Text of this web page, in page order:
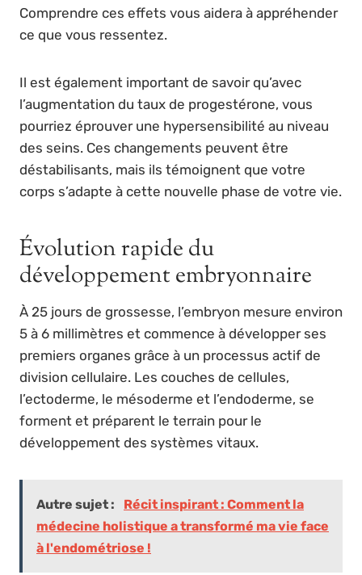
Comprendre ces effets vous aidera à appréhender
ce que vous ressentez.
Il est également important de savoir qu’avec
l’augmentation du taux de progestérone, vous
pourriez éprouver une hypersensibilité au niveau
des seins. Ces changements peuvent être
déstabilisants, mais ils témoignent que votre
corps s’adapte à cette nouvelle phase de votre vie.
Évolution rapide du
développement embryonnaire
À 25 jours de grossesse, l’embryon mesure environ
5 à 6 millimètres et commence à développer ses
premiers organes grâce à un processus actif de
division cellulaire. Les couches de cellules,
l’ectoderme, le mésoderme et l’endoderme, se
forment et préparent le terrain pour le
développement des systèmes vitaux.
Autre sujet :
Récit inspirant : Comment la
médecine holistique a transformé ma vie face
à l'endométriose !